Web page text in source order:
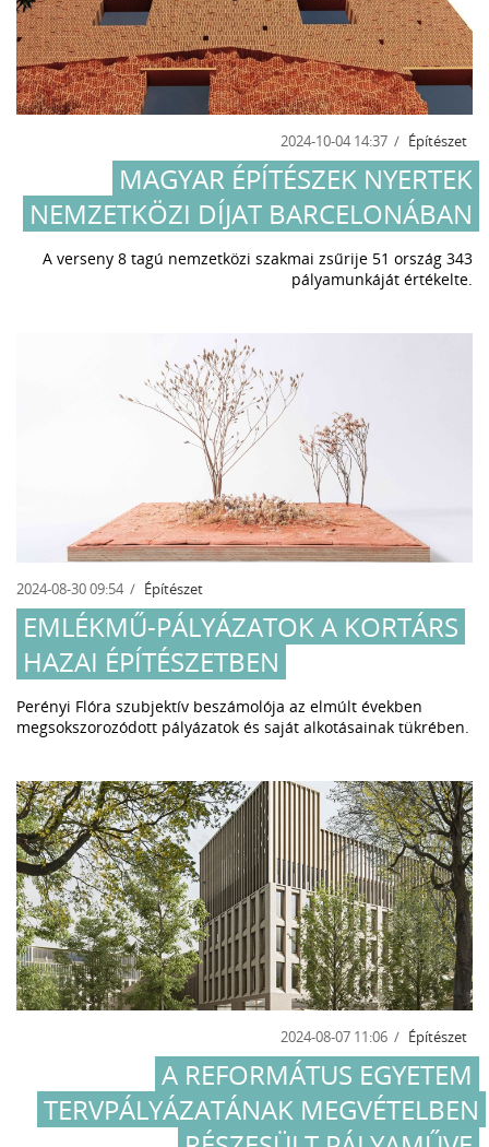
2024-10-04 14:37 Építészet
MAGYAR ÉPÍTÉSZEK NYERTEK
NEMZETKÖZI DÍJAT BARCELONÁBAN
A verseny 8 tagú nemzetközi szakmai zsűrije 51 ország 343
pályamunkáját értékelte.
2024-08-30 09:54 Építészet
EMLÉKMŰ-PÁLYÁZATOK A KORTÁRS
HAZAI ÉPÍTÉSZETBEN
Perényi Flóra szubjektív beszámolója az elmúlt években
megsokszorozódott pályázatok és saját alkotásainak tükrében.
2024-08-07 11:06 Építészet
A REFORMÁTUS EGYETEM
TERVPÁLYÁZATÁNAK MEGVÉTELBEN